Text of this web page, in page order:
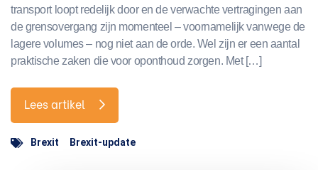
transport loopt redelijk door en de verwachte vertragingen aan
de grensovergang zijn momenteel – voornamelijk vanwege de
lagere volumes – nog niet aan de orde. Wel zijn er een aantal
praktische zaken die voor oponthoud zorgen. Met […]
Lees artikel
Brexit Brexit-update